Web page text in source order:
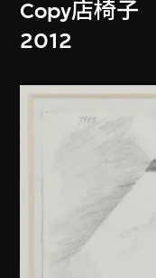
Copy店椅子
2012